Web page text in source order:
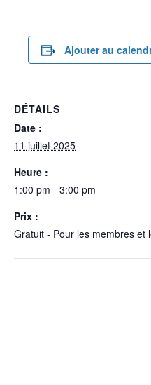
Ajouter au
DÉTAILS
Date :
11 juillet 2025
Heure :
1:00 pm - 3:00 pm
Prix :
Gratuit - Pour les membres et